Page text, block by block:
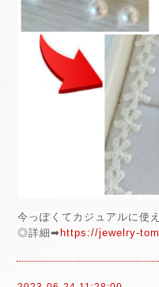
今っぽくてカジュアルに使
◎詳細➡ https://jewelry-